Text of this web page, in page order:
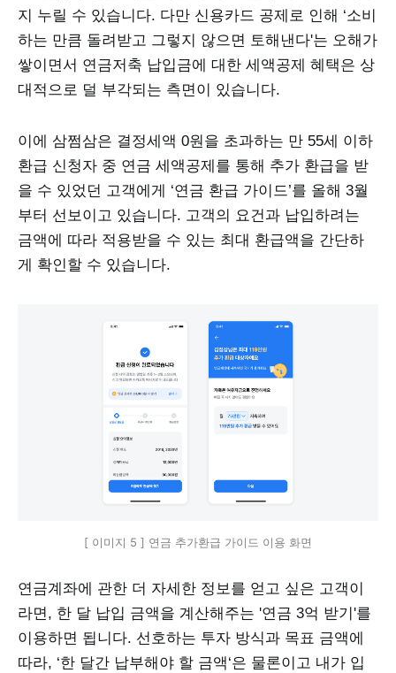
지 누릴 수 있습니다. 다만 신용카드 공제로 인해 ‘소비
하는 만큼 돌려받고 그렇지 않으면 토해낸다'는 오해가
쌓이면서 연금저축 납입금에 대한 세액공제 혜택은 상
대적으로 덜 부각되는 측면이 있습니다.
이에 삼쩜삼은 결정세액 0원을 초과하는 만 55세 이하
환급 신청자 중 연금 세액공제를 통해 추가 환급을 받
을 수 있었던 고객에게 ‘연금 환급 가이드’를 올해 3월
부터 선보이고 있습니다. 고객의 요건과 납입하려는
금액에 따라 적용받을 수 있는 최대 환급액을 간단하
게 확인할 수 있습니다.
[ 이미지 5 ] 연금 추가환급 가이드 이용 화면
연금계좌에 관한 더 자세한 정보를 얻고 싶은 고객이
라면, 한 달 납입 금액을 계산해주는 '연금 3억 받기'를
이용하면 됩니다. 선호하는 투자 방식과 목표 금액에
따라, ‘한 달간 납부해야 할 금액‘은 물론이고 내가 입